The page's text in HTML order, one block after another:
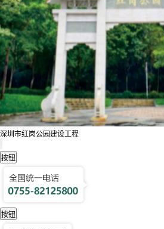
深圳市红岗公园建设工程